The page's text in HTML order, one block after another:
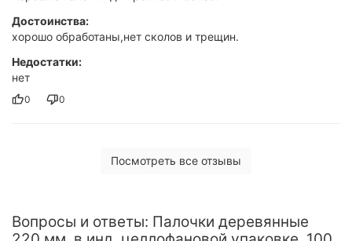
Достоинства:
хорошо обработаны,нет сколов и трещин.
Недостатки:
нет
0 0
Посмотреть все отзывы
Вопросы и ответы: Палочки деревянные